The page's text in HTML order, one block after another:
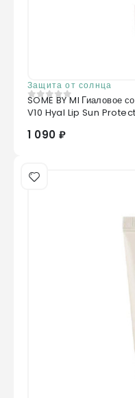
Защита от солнца
0из 5
SOME BY MI Гиаловое
V10 Hyal Lip Sun
1 090 ₽